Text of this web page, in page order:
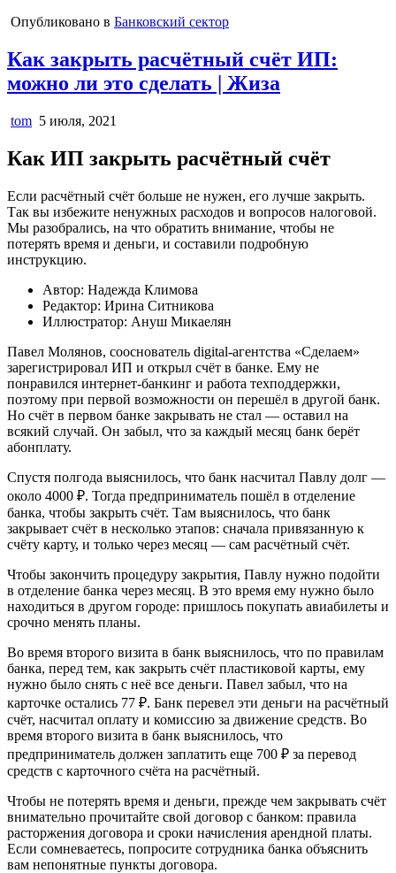
Опубликовано в Банковский сектор
Как закрыть расчётный счёт ИП:
можно ли это сделать | Жиза
tom 5 июля, 2021
Как ИП закрыть расчётный счёт
Если расчётный счёт больше не нужен, его лучше закрыть.
Так вы избежите ненужных расходов и вопросов налоговой.
Мы разобрались, на что обратить внимание, чтобы не
потерять время и деньги, и составили подробную
инструкцию.
Автор: Надежда Климова
Редактор: Ирина Ситникова
Иллюстратор: Ануш Микаелян
Павел Молянов, сооснователь digital-агентства «Сделаем»
зарегистрировал ИП и открыл счёт в банке. Ему не
понравился интернет-банкинг и работа техподдержки,
поэтому при первой возможности он перешёл в другой банк.
Но счёт в первом банке закрывать не стал — оставил на
всякий случай. Он забыл, что за каждый месяц банк берёт
абонплату.
Спустя полгода выяснилось, что банк насчитал Павлу долг —
около 4000 ₽. Тогда предприниматель пошёл в отделение
банка, чтобы закрыть счёт. Там выяснилось, что банк
закрывает счёт в несколько этапов: сначала привязанную к
счёту карту, и только через месяц — сам расчётный счёт.
Чтобы закончить процедуру закрытия, Павлу нужно подойти
в отделение банка через месяц. В это время ему нужно было
находиться в другом городе: пришлось покупать авиабилеты и
срочно менять планы.
Во время второго визита в банк выяснилось, что по правилам
банка, перед тем, как закрыть счёт пластиковой карты, ему
нужно было снять с неё все деньги. Павел забыл, что на
карточке остались 77 ₽. Банк перевел эти деньги на расчётный
счёт, насчитал оплату и комиссию за движение средств. Во
время второго визита в банк выяснилось, что
предприниматель должен заплатить еще 700 ₽ за перевод
средств с карточного счёта на расчётный.
Чтобы не потерять время и деньги, прежде чем закрывать счёт
внимательно прочитайте свой договор с банком: правила
расторжения договора и сроки начисления арендной платы.
Если сомневаетесь, попросите сотрудника банка объяснить
вам непонятные пункты договора.